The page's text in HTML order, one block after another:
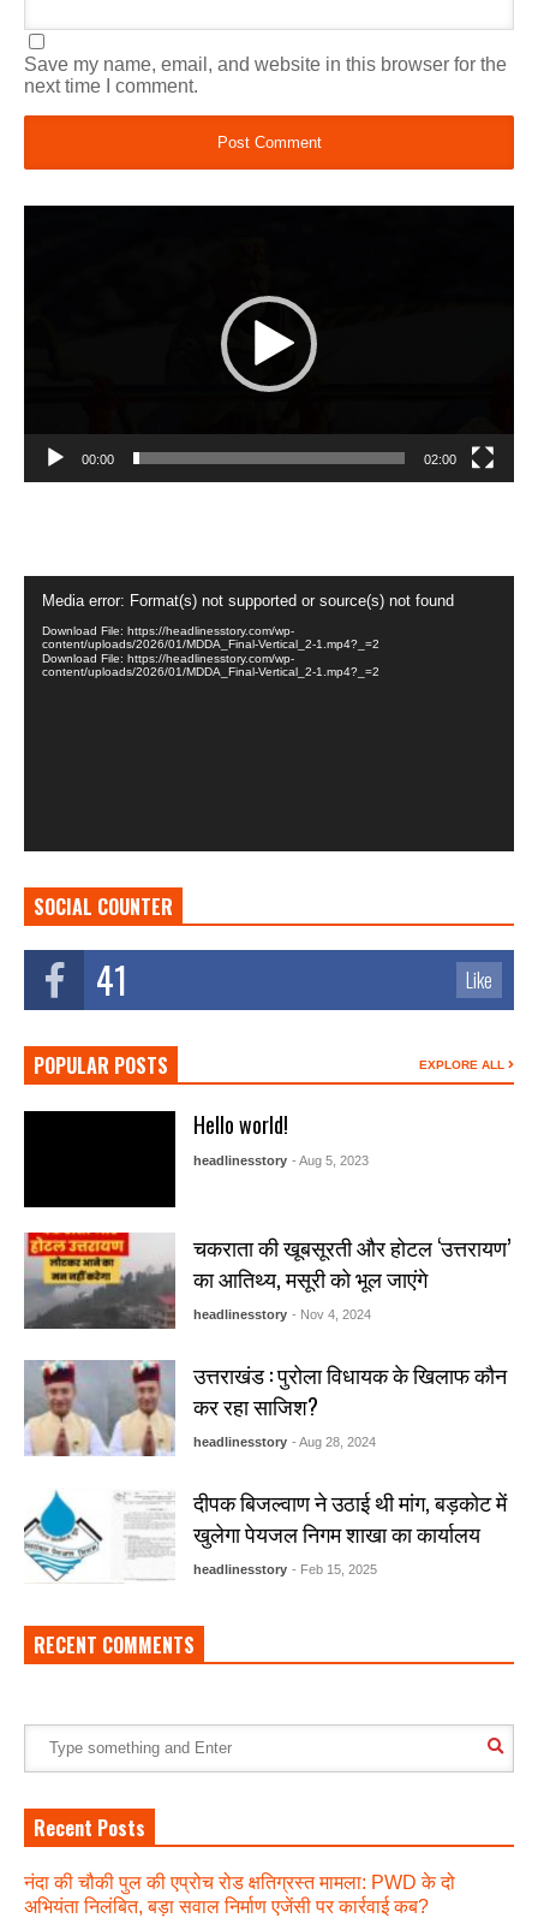
Save my name, email, and website in this browser for the
next time I comment.
00:00 02:00
Player
Media error: Format(s) not supported or source(s) not found
Download File: https://headlinesstory.com/wp-
content/uploads/2026/01/MDDA_Final-Vertical_2-1.mp4?_=2
Download File: https://headlinesstory.com/wp-
content/uploads/2026/01/MDDA_Final-Vertical_2-1.mp4?_=2
SOCIAL COUNTER
41 Like
POPULAR POSTS EXPLORE ALL
Hello world!
headlinesstory - Aug 5, 2023
चकराता की खूबसूरती और होटल ‘उत्तरायण’
का आतिथ्य, मसूरी को भूल जाएंगे
headlinesstory - Nov 4, 2024
उत्तराखंड : पुरोला विधायक के खिलाफ कौन
कर रहा साजिश?
headlinesstory - Aug 28, 2024
दीपक बिजल्वाण ने उठाई थी मांग, बड़कोट में
खुलेगा पेयजल निगम शाखा का कार्यालय
headlinesstory - Feb 15, 2025
RECENT COMMENTS
Recent Posts
नंदा की चौकी पुल की एप्रोच रोड क्षतिग्रस्त मामला: PWD के दो
अभियंता निलंबित, बड़ा सवाल निर्माण एजेंसी पर कार्रवाई कब?